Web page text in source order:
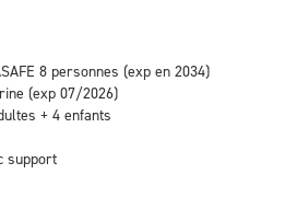
8 personnes (exp en 2034)
(exp 07/2026)
+ 4 enfants
support